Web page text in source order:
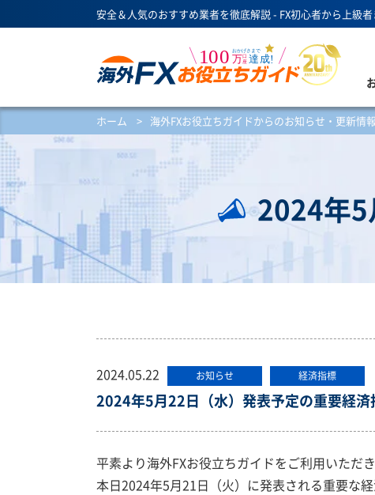
安全＆人気のおすすめ業者を徹底解説 - FX初心者から上級者
ホーム > 海外FXお役立ちガイドからのお知らせ・更新情報
2024年5
2024.05.22 お知らせ 経済指標
2024年5月22日（水）発表予定の重要経済
平素より海外FXお役立ちガイドをご利用いただ
本日2024年5月21日（火）に発表される重要な